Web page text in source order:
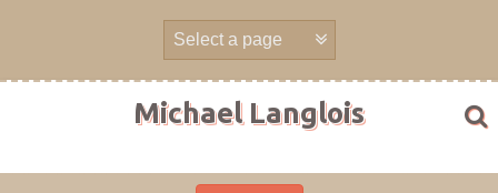
Michael Langlois